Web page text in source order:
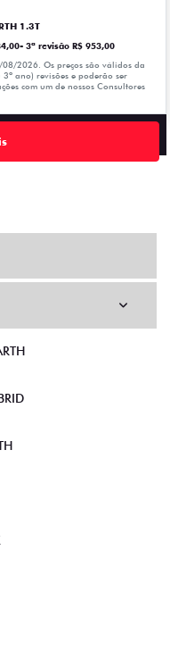
1.3T
3ª revisão R$ 953,00
2026. Os preços são válidos da
ano) revisões e poderão ser
com um de nossos Consultores